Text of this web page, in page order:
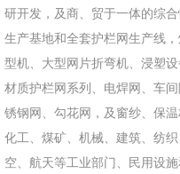
研开发，及商、贸于一体的综
生产基地和全套护栏网生产线
型机、大型网片折弯机、浸塑
材质护栏网系列、电焊网、车
锈钢网、勾花网，及窗纱、保
化工、煤矿、机械、建筑、纺
空、航天等工业部门、民用设